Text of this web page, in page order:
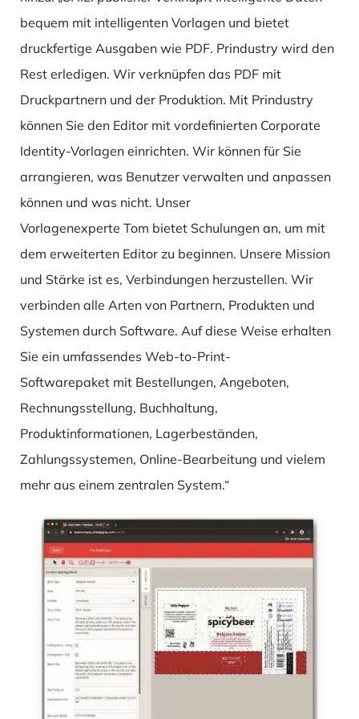
bequem mit intelligenten Vorlagen und bietet
druckfertige Ausgaben wie PDF. Prindustry wird den
Rest erledigen. Wir verknüpfen das PDF mit
Druckpartnern und der Produktion. Mit Prindustry
können Sie den Editor mit vordefinierten Corporate
Identity-Vorlagen einrichten. Wir können für Sie
arrangieren, was Benutzer verwalten und anpassen
können und was nicht. Unser
Vorlagenexperte Tom bietet Schulungen an, um mit
dem erweiterten Editor zu beginnen. Unsere Mission
und Stärke ist es, Verbindungen herzustellen. Wir
verbinden alle Arten von Partnern, Produkten und
Systemen durch Software. Auf diese Weise erhalten
Sie ein umfassendes Web-to-Print-
Softwarepaket mit Bestellungen, Angeboten,
Rechnungsstellung, Buchhaltung,
Produktinformationen, Lagerbeständen,
Zahlungssystemen, Online-Bearbeitung und vielem
mehr aus einem zentralen System.“